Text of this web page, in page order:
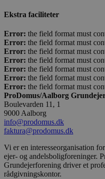
Ekstra faciliteter
Error: the field format must
Error: the field format must
Error: the field format must
Error: the field format must
Error: the field format must
Error: the field format must
Error: the field format must
ProDomus/Aalborg
Boulevarden 11, 1
9000 Aalborg
info@prodomus.dk
faktura@prodomus.dk
Vi er en interesseorganisation
ejer- og andelsboligforeninger.
Grundejerforening driver et
rådgivningskontor.